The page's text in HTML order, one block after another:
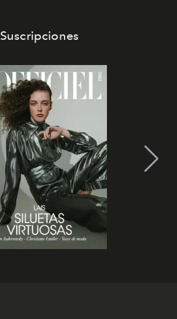
Suscripciones